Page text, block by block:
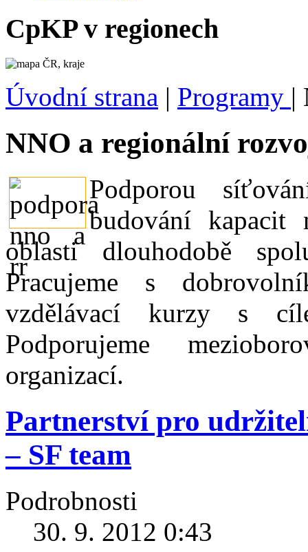
CpKP v regionech
Úvodní strana | Programy |
NNO a regionální
Podporou
budování kapacit
oblasti dlouhodobě
Pracujeme s
vzdělávací kurzy s
Podporujeme
organizací.
Partnerství pro
– SF team
Podrobnosti
30. 9. 2012 0:43